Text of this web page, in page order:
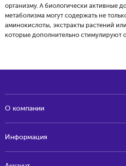
организму. А биологически активные
метаболизма могут содержать не
аминокислоты, экстракты растений
которые дополнительно стимулируют
О компании
Информация